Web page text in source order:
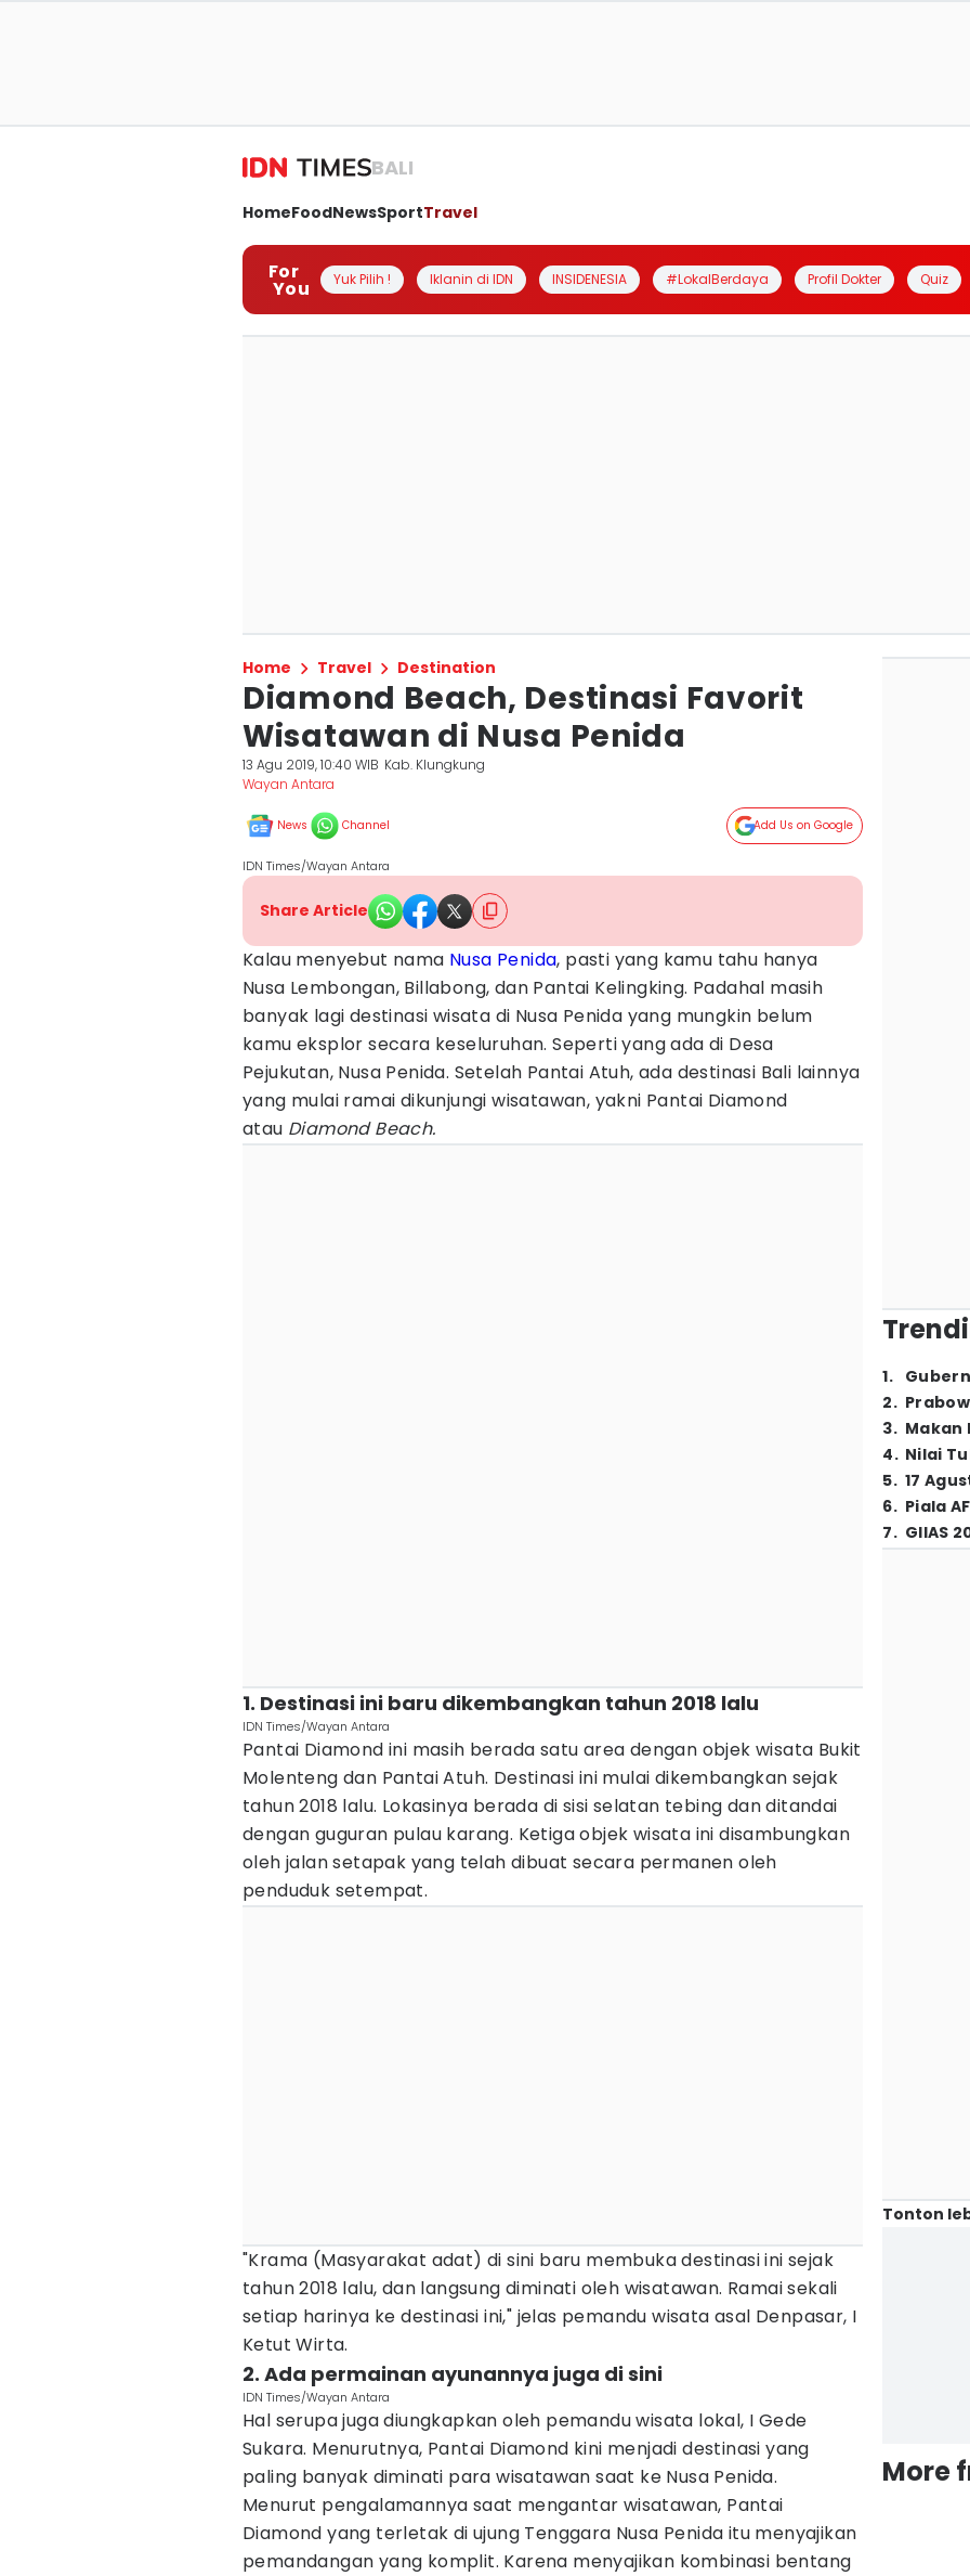
BALI
HomeFoodNewsSportTravel
For
You Yuk Pilih ! Iklanin di IDN INSIDENESIA #LokalBerdaya Profil Dokter Quiz
Home Travel Destination
Diamond Beach, Destinasi Favorit
Wisatawan di Nusa Penida
13 Agu 2019, 10:40 WIB Kab. Klungkung
Wayan Antara
News Channel Add Us on Google
IDN Times/Wayan Antara
Share Article
Kalau menyebut nama Nusa Penida, pasti yang kamu tahu hanya
Nusa Lembongan, Billabong, dan Pantai Kelingking. Padahal masih
banyak lagi destinasi wisata di Nusa Penida yang mungkin belum
kamu eksplor secara keseluruhan. Seperti yang ada di Desa
Pejukutan, Nusa Penida. Setelah Pantai Atuh, ada destinasi Bali lainnya
yang mulai ramai dikunjungi wisatawan, yakni Pantai Diamond
atau Diamond Beach.
1. Destinasi ini baru dikembangkan tahun 2018 lalu
IDN Times/Wayan Antara
Pantai Diamond ini masih berada satu area dengan objek wisata Bukit
Molenteng dan Pantai Atuh. Destinasi ini mulai dikembangkan sejak
tahun 2018 lalu. Lokasinya berada di sisi selatan tebing dan ditandai
dengan guguran pulau karang. Ketiga objek wisata ini disambungkan
oleh jalan setapak yang telah dibuat secara permanen oleh
penduduk setempat.
"Krama (Masyarakat adat) di sini baru membuka destinasi ini sejak
tahun 2018 lalu, dan langsung diminati oleh wisatawan. Ramai sekali
setiap harinya ke destinasi ini," jelas pemandu wisata asal Denpasar, I
Ketut Wirta.
2. Ada permainan ayunannya juga di sini
IDN Times/Wayan Antara
Hal serupa juga diungkapkan oleh pemandu wisata lokal, I Gede
Sukara. Menurutnya, Pantai Diamond kini menjadi destinasi yang
paling banyak diminati para wisatawan saat ke Nusa Penida.
Menurut pengalamannya saat mengantar wisatawan, Pantai
Diamond yang terletak di ujung Tenggara Nusa Penida itu menyajikan
pemandangan yang komplit. Karena menyajikan kombinasi bentang
1.
2.
3. Makan
4. Nilai
5. 17
6. Piala
7. GIIAS
Tonton
More